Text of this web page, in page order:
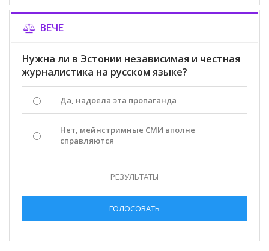
ВЕЧЕ
Нужна ли в Эстонии независимая и честная
журналистика на русском языке?
Да, надоела эта пропаганда
Нет, мейнстримные СМИ вполне
справляются
РЕЗУЛЬТАТЫ
ГОЛОСОВАТЬ